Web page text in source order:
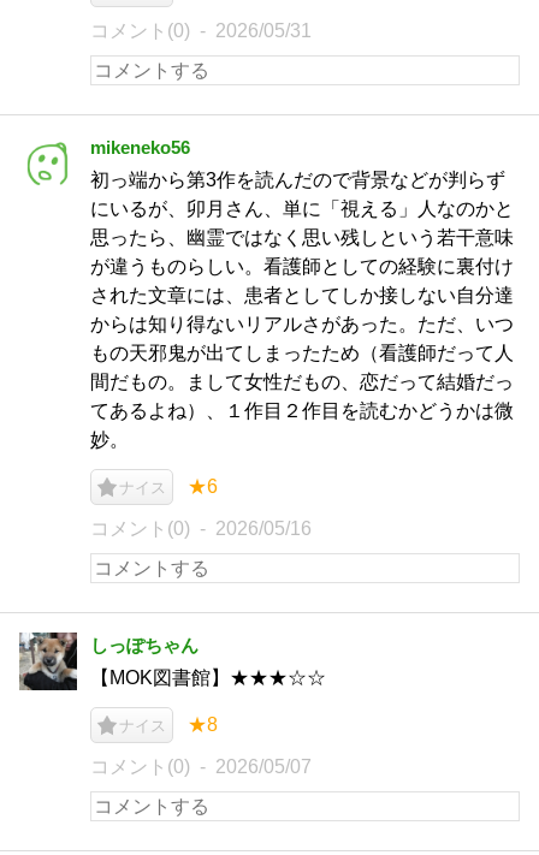
コメント(0) 2026/05/31
mikeneko56
初っ端から第3作を読んだので背景などが判らず
にいるが、卯月さん、単に「視える」人なのかと
思ったら、幽霊ではなく思い残しという若干意味
が違うものらしい。看護師としての経験に裏付け
された文章には、患者としてしか接しない自分達
からは知り得ないリアルさがあった。ただ、いつ
もの天邪鬼が出てしまったため（看護師だって人
間だもの。まして女性だもの、恋だって結婚だっ
てあるよね）、１作目２作目を読むかどうかは微
妙。
ナイス ★6
コメント(0) 2026/05/16
しっぽちゃん
【MOK図書館】★★★☆☆
ナイス ★8
コメント(0) 2026/05/07